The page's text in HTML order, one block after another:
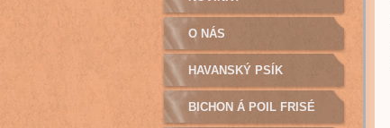
O NÁS
HAVANSKÝ PSÍK
BICHON Á POIL FRISÉ